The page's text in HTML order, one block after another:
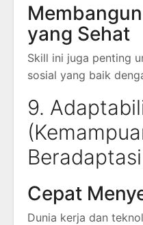
yang Sehat
Skill ini juga penting
sosial yang baik
9.
Cepat
Dunia kerja dan